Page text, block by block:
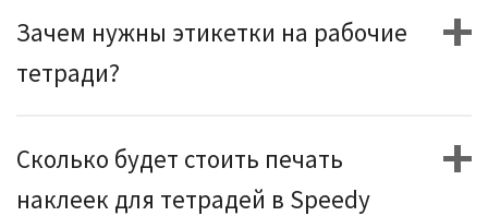
Зачем нужны этикетки на рабочие
тетради?
Сколько будет стоить печать
наклеек для тетрадей в Speedy